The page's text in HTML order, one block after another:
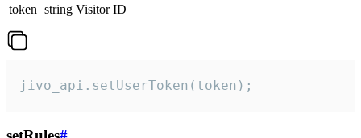
token string Visitor ID
jivo_api.setUserToken(token);